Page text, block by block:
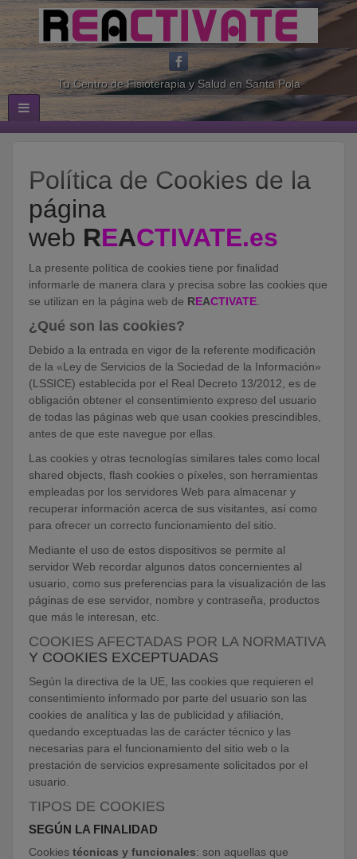
Tu Centro de Fisioterapia y Salud en Santa Pola
Política de Cookies de la
página
web REACTIVATE.es
La presente política de cookies tiene por finalidad
informarle de manera clara y precisa sobre las cookies que
se utilizan en la página web de REACTIVATE
¿Qué son las cookies?
Debido a la entrada en vigor de la referente modificación
de la «Ley de Servicios de la Sociedad de la Información»
(LSSICE) establecida por el Real Decreto 13/2012, es de
obligación obtener el consentimiento expreso del usuario
de todas las páginas web que usan cookies prescindibles,
antes de que este navegue por ellas.
Las cookies y otras tecnologías similares tales como local
shared objects, flash cookies o píxeles, son herramientas
empleadas por los servidores Web para almacenar y
recuperar información acerca de sus visitantes, así como
para ofrecer un correcto funcionamiento del sitio.
Mediante el uso de estos dispositivos se permite al
servidor Web recordar algunos datos concernientes al
usuario, como sus preferencias para la visualización de las
páginas de ese servidor, nombre y contraseña, productos
que más le interesan, etc.
COOKIES AFECTADAS POR LA NORMATIVA
Y COOKIES EXCEPTUADAS
Según la directiva de la UE, las cookies que requieren el
consentimiento informado por parte del usuario son las
cookies de analítica y las de publicidad y afiliación,
quedando exceptuadas las de carácter técnico y las
necesarias para el funcionamiento del sitio web o la
prestación de servicios expresamente solicitados por el
usuario.
TIPOS DE COOKIES
SEGÚN LA FINALIDAD
Cookies técnicas y funcionales: son aquellas que